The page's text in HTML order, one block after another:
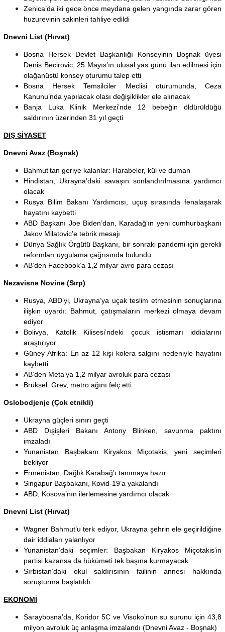
Zenica’da iki gece önce meydana gelen yangında zarar gören
huzurevinin sakinleri tahliye edildi
Dnevni List (Hırvat)
Bosna Hersek Devlet Başkanlığı Konseyinin Boşnak üyesi
Denis Becirovic, 25 Mayıs’ın ulusal yas günü ilan edilmesi için
olağanüstü konsey oturumu talep etti
Bosna Hersek Temsilciler Meclisi oturumunda, Ceza
Kanunu’nda yapılacak olası değişiklikler ele alınacak
Banja Luka Klinik Merkezi’nde 12 bebeğin öldürüldüğü
saldırının üzerinden 31 yıl geçti
DIŞ SİYASET
Dnevni Avaz (Boşnak)
Bahmut’tan geriye kalanlar: Harabeler, kül ve duman
Hindistan, Ukrayna’daki savaşın sonlandırılmasına yardımcı
olacak
Rusya Bilim Bakanı Yardımcısı, uçuş sırasında fenalaşarak
hayatını kaybetti
ABD Başkanı Joe Biden’dan, Karadağ’ın yeni cumhurbaşkanı
Jakov Milatovic’e tebrik mesajı
Dünya Sağlık Örgütü Başkanı, bir sonraki pandemi için gerekli
reformları uygulama çağrısında bulundu
AB’den Facebook’a 1,2 milyar avro para cezası
Nezavisne Novine (Sırp)
Rusya, ABD’yi, Ukrayna’ya uçak teslim etmesinin sonuçlarına
ilişkin uyardı: Bahmut, çatışmaların merkezi olmaya devam
ediyor
Bolivya, Katolik Kilisesi’ndeki çocuk istismarı iddialarını
araştırıyor
Güney Afrika: En az 12 kişi kolera salgını nedeniyle hayatını
kaybetti
AB’den Meta’ya 1,2 milyar avroluk para cezası
Brüksel: Grev, metro ağını felç etti
Oslobodjenje (Çok etnikli)
Ukrayna güçleri sınırı geçti
ABD Dışişleri Bakanı Antony Blinken, savunma paktını
imzaladı
Yunanistan Başbakanı Kiryakos Miçotakis, yeni seçimleri
bekliyor
Ermenistan, Dağlık Karabağ’ı tanımaya hazır
Singapur Başbakanı, Kovid-19’a yakalandı
ABD, Kosova’nın ilerlemesine yardımcı olacak
Dnevni List (Hırvat)
Wagner Bahmut’u terk ediyor, Ukrayna şehrin ele geçirildiğine
dair iddiaları yalanlıyor
Yunanistan’daki seçimler: Başbakan Kiryakos Miçotakis’in
partisi kazansa da hükümeti tek başına kurmayacak
Sırbistan’daki okul saldırısının failinin annesi hakkında
soruşturma başlatıldı
EKONOMİ
Saraybosna’da, Koridor 5C ve Visoko’nun su surunu için 43,8
milyon avroluk üç anlaşma imzalandı (Dnevni Avaz - Boşnak)